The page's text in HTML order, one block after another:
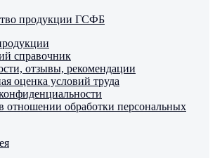
продукции ГСФБ
справочник
отзывы, рекомендации
оценка условий труда
отношении обработки персональных